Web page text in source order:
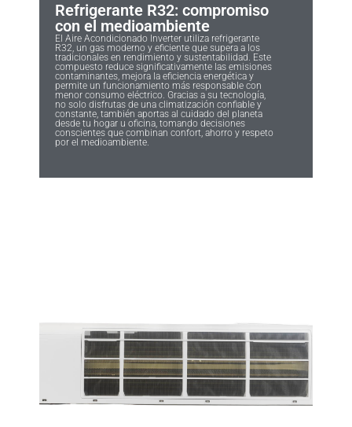
Refrigerante R32: compromiso
con el medioambiente
El Aire Acondicionado Inverter utiliza refrigerante
R32, un gas moderno y eficiente que supera a los
tradicionales en rendimiento y sustentabilidad. Este
compuesto reduce significativamente las emisiones
contaminantes, mejora la eficiencia energética y
permite un funcionamiento más responsable con
menor consumo eléctrico. Gracias a su tecnología,
no solo disfrutas de una climatización confiable y
constante, también aportas al cuidado del planeta
desde tu hogar u oficina, tomando decisiones
conscientes que combinan confort, ahorro y respeto
por el medioambiente.